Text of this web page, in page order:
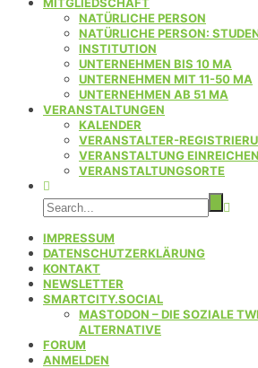
NATÜRLICHE PERSON
NATÜRLICHE PERSON:
INSTITUTION
UNTERNEHMEN BIS 10 MA
UNTERNEHMEN MIT 11-50 MA
UNTERNEHMEN AB 51 MA
VERANSTALTUNGEN
KALENDER
VERANSTALTER-
VERANSTALTUNG EINREICHEN
VERANSTALTUNGSORTE
IMPRESSUM
DATENSCHUTZERKLÄRUNG
KONTAKT
NEWSLETTER
SMARTCITY.SOCIAL
MASTODON – DIE SOZIALE
ALTERNATIVE
FORUM
ANMELDEN